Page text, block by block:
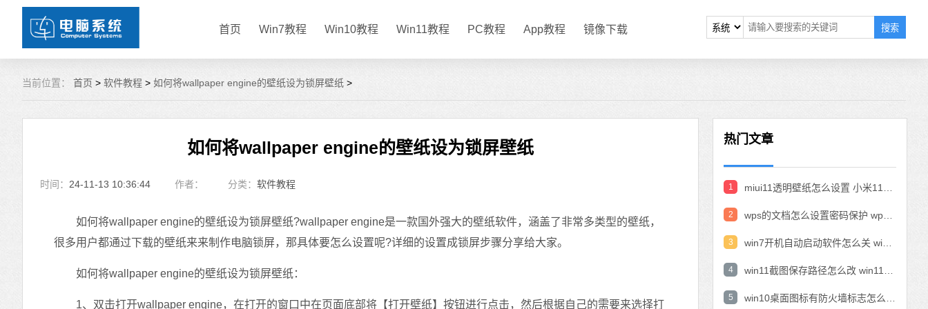
首页 Win7教程 Win10教程 Win11教程 PC教程 App教程 镜像下载 搜索
当前位置： 首页 > 软件教程 > 如何将wallpaper engine的壁纸设为锁屏壁纸 >
如何将wallpaper engine的壁纸设为锁屏壁纸
时间： 24-11-13 10:36:44 作者： 分类： 软件教程
如何将wallpaper engine的壁纸设为锁屏壁纸?wallpaper engine是一款国外强大的壁纸软件，涵盖了非常多类型的壁纸，
很多用户都通过下载的壁纸来来制作电脑锁屏，那具体要怎么设置呢?详细的设置成锁屏步骤分享给大家。
如何将wallpaper engine的壁纸设为锁屏壁纸：
1、双击打开wallpaper engine，在打开的窗口中在页面底部将【打开壁纸】按钮进行点击，然后根据自己的需要来选择打
热门文章
1
2
3
4
5